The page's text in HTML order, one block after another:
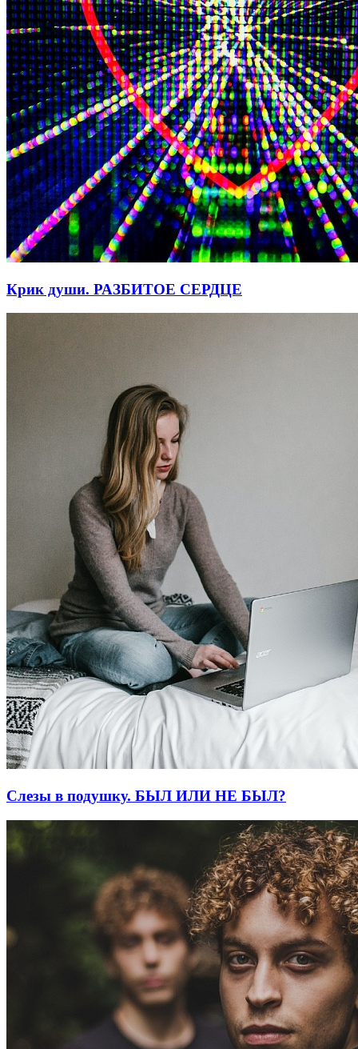
Крик души. РАЗБИТОЕ СЕРДЦЕ
Слезы в подушку. БЫЛ ИЛИ НЕ БЫЛ?